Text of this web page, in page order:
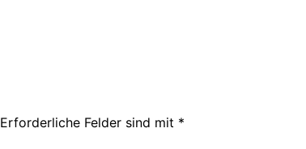
Erforderliche Felder sind mit *